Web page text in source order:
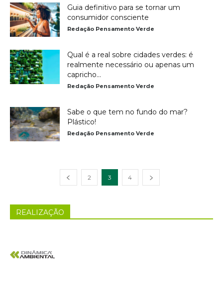
Guia definitivo para se tornar um
consumidor consciente
Redação Pensamento Verde
Qual é a real sobre cidades verdes: é
realmente necessário ou apenas um
capricho...
Redação Pensamento Verde
Sabe o que tem no fundo do mar?
Plástico!
Redação Pensamento Verde
2 3 4
REALIZAÇÃO